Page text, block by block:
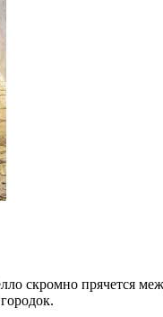
скромно прячется